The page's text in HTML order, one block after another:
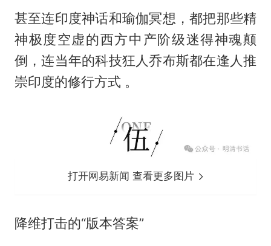
甚至连印度神话和瑜伽冥想，都把那些精
神极度空虚的西方中产阶级迷得神魂颠
倒，连当年的科技狂人乔布斯都在逢人推
崇印度的修行方式 。
打开网易新闻 查看更多图片
降维打击的“版本答案”